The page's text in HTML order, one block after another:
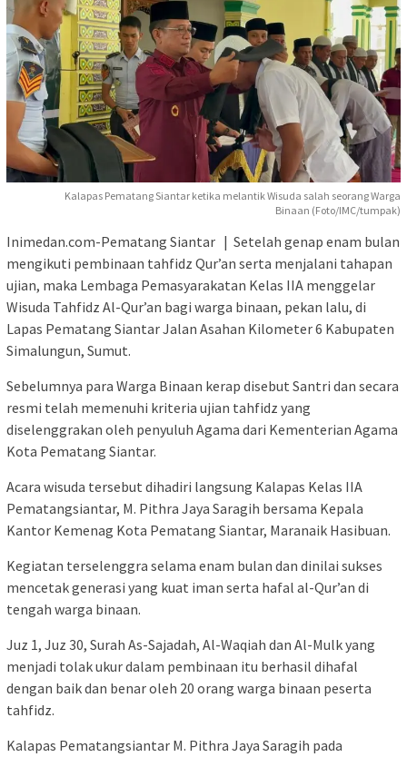
Kalapas Pematang Siantar ketika melantik Wisuda salah seorang Warga
Binaan (Foto/IMC/tumpak)
Inimedan.com-Pematang Siantar | Setelah genap enam bulan
mengikuti pembinaan tahfidz Qur’an serta menjalani tahapan
ujian, maka Lembaga Pemasyarakatan Kelas IIA menggelar
Wisuda Tahfidz Al-Qur’an bagi warga binaan, pekan lalu, di
Lapas Pematang Siantar Jalan Asahan Kilometer 6 Kabupaten
Simalungun, Sumut.
Sebelumnya para Warga Binaan kerap disebut Santri dan secara
resmi telah memenuhi kriteria ujian tahfidz yang
diselenggrakan oleh penyuluh Agama dari Kementerian Agama
Kota Pematang Siantar.
Acara wisuda tersebut dihadiri langsung Kalapas Kelas IIA
Pematangsiantar, M. Pithra Jaya Saragih bersama Kepala
Kantor Kemenag Kota Pematang Siantar, Maranaik Hasibuan.
Kegiatan terselenggra selama enam bulan dan dinilai sukses
mencetak generasi yang kuat iman serta hafal al-Qur’an di
tengah warga binaan.
Juz 1, Juz 30, Surah As-Sajadah, Al-Waqiah dan Al-Mulk yang
menjadi tolak ukur dalam pembinaan itu berhasil dihafal
dengan baik dan benar oleh 20 orang warga binaan peserta
tahfidz.
Kalapas Pematangsiantar M. Pithra Jaya Saragih pada